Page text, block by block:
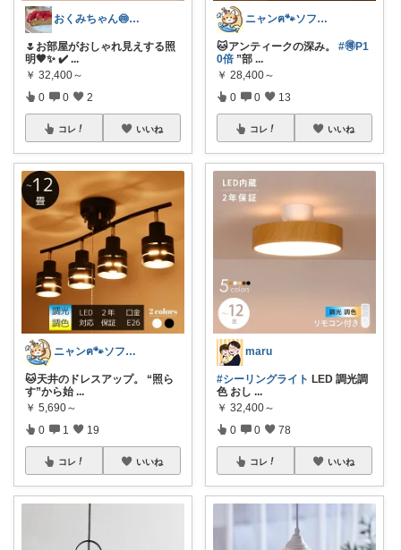
おくみちゃん🍥朝コレ界隈
🌷お部屋がおしゃれ見えする照
明🤎✨ ✔️ ...
￥ 32,400～
0 0 2
コレ いいね
ニャンฅ🐾ソファでくつろぐ猫🐱💕
🐱天井のドレスアップ。 “照ら
す”から始 ...
￥ 5,690～
0 1 19
コレ いいね
ニャンฅ🐾ソファでくつろぐ猫🐱💕
🐱アンティークの深み。 #🉐P1
0倍 ”部 ...
￥ 28,400～
0 0 13
コレ いいね
maru
#シーリングライト LED 調光調
色 おし ...
￥ 32,400～
0 0 78
コレ いいね